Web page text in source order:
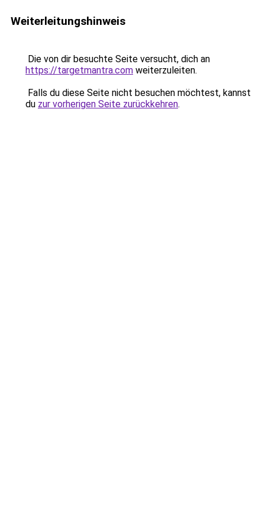
Weiterleitungshinweis
Die von dir besuchte Seite versucht, dich an
https://targetmantra.com weiterzuleiten.
Falls du diese Seite nicht besuchen möchtest, kannst
du zur vorherigen Seite zurückkehren.